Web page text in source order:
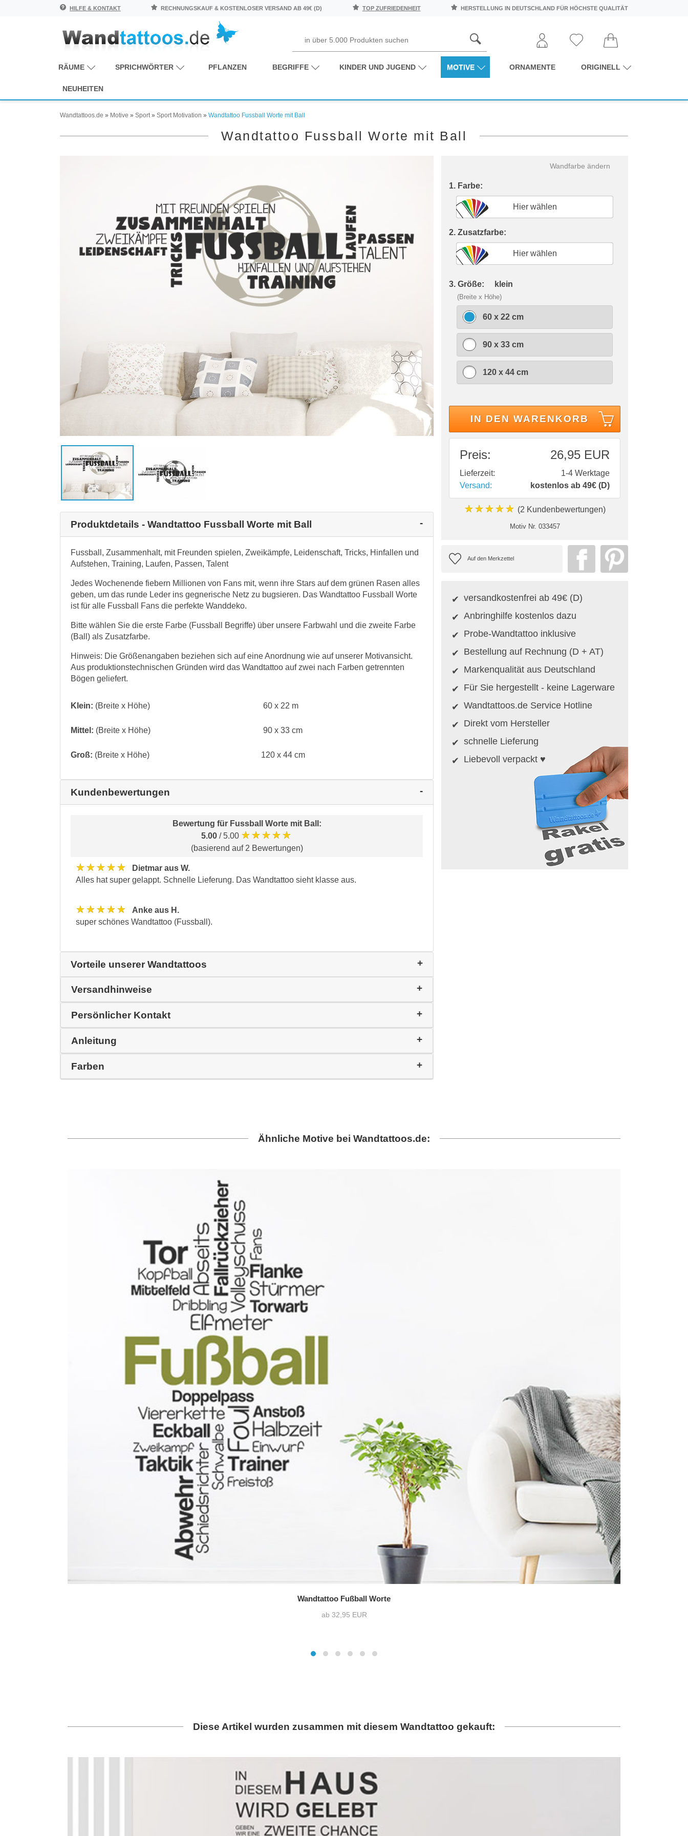
HILFE & KONTAKT RECHNUNGSKAUF & KOSTENLOSER VERSAND AB 49€ (D) TOP ZUFRIEDENHEIT HERSTELLUNG IN DEUTSCHLAND FÜR HÖCHSTE QUALITÄT
RÄUME SPRICHWÖRTER PFLANZEN BEGRIFFE KINDER UND JUGEND MOTIVE ORNAMENTE ORIGINELL
NEUHEITEN
Wandtattoos.de » Motive » Sport » Sport Motivation » Wandtattoo Fussball Worte mit Ball
Wandtattoo Fussball Worte mit Ball
Produktdetails - Wandtattoo Fussball Worte mit Ball
Fussball, Zusammenhalt, mit Freunden spielen, Zweikämpfe, Leidenschaft, Tricks, Hinfallen und
Aufstehen, Training, Laufen, Passen, Talent
Jedes Wochenende fiebern Millionen von Fans mit, wenn ihre Stars auf dem grünen Rasen alles
geben, um das runde Leder ins gegnerische Netz zu bugsieren. Das Wandtattoo Fussball Worte
ist für alle Fussball Fans die perfekte Wanddeko.
Bitte wählen Sie die erste Farbe (Fussball Begriffe) über unsere Farbwahl und die zweite Farbe
(Ball) als Zusatzfarbe.
Hinweis: Die Größenangaben beziehen sich auf eine Anordnung wie auf unserer Motivansicht.
Aus produktionstechnischen Gründen wird das Wandtattoo auf zwei nach Farben getrennten
Bögen geliefert.
Klein: (Breite x Höhe) 60 x 22 m
Mittel: (Breite x Höhe) 90 x 33 cm
Groß: (Breite x Höhe) 120 x 44 cm
Kundenbewertungen
Bewertung für Fussball Worte mit Ball :
5.00 / 5.00 ★★★★★
(basierend auf 2 Bewertungen)
★★★★★
Dietmar aus W.
Alles hat super gelappt. Schnelle Lieferung. Das Wandtattoo sieht klasse aus.
★★★★★
Anke aus H.
super schönes Wandtattoo (Fussball).
Vorteile unserer Wandtattoos
Versandhinweise
Persönlicher Kontakt
Anleitung
Farben
Wandfarbe ändern
1. Farbe:
Hier wählen
2. Zusatzfarbe:
Hier wählen
3. Größe: klein
(Breite x Höhe)
60 x 22 cm
90 x 33 cm
120 x 44 cm
IN DEN WARENKORB
Preis: 26,95 EUR
Lieferzeit:
1-4 Werktage
Versand:
kostenlos ab 49€ (D)
★★★★★ (2 Kundenbewertungen)
Motiv Nr. 033457
versandkostenfrei ab 49€ (D)
Anbringhilfe kostenlos dazu
Probe-Wandtattoo inklusive
Bestellung auf Rechnung (D + AT)
Markenqualität aus Deutschland
Für Sie hergestellt - keine Lagerware
Wandtattoos.de Service Hotline
Direkt vom Hersteller
schnelle Lieferung
Liebevoll verpackt ♥
Ähnliche Motive bei Wandtattoos.de:
Wandtattoo Fußball Worte
ab 32,95 EUR
Diese Artikel wurden zusammen mit diesem Wandtattoo gekauft: